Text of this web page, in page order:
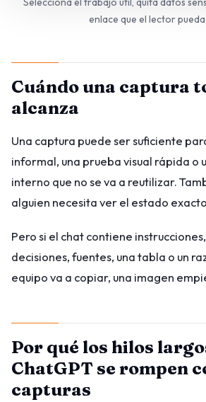
enlace que el lector pueda
Cuándo una captura
alcanza
Una captura puede ser suficiente
informal, una prueba visual rápida o
interno que no se va a reutilizar.
alguien necesita ver el estado
Pero si el chat contiene
decisiones, fuentes, una tabla o un
equipo va a copiar, una imagen
Por qué los hilos
ChatGPT se rompen
capturas